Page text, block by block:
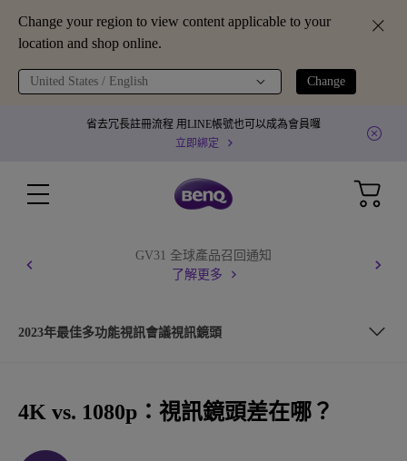
Change your region to view content applicable to your
location and shop online.
United States / English Change
省去冗長註冊流程 用LINE帳號也可以成為會員囉
立即綁定
GV31 全球產品召回通知
了解更多
2023年最佳多功能視訊會議視訊鏡頭
頻寬是網際網路的最大資料傳輸速率
4K vs. 1080p：視訊鏡頭差在哪？